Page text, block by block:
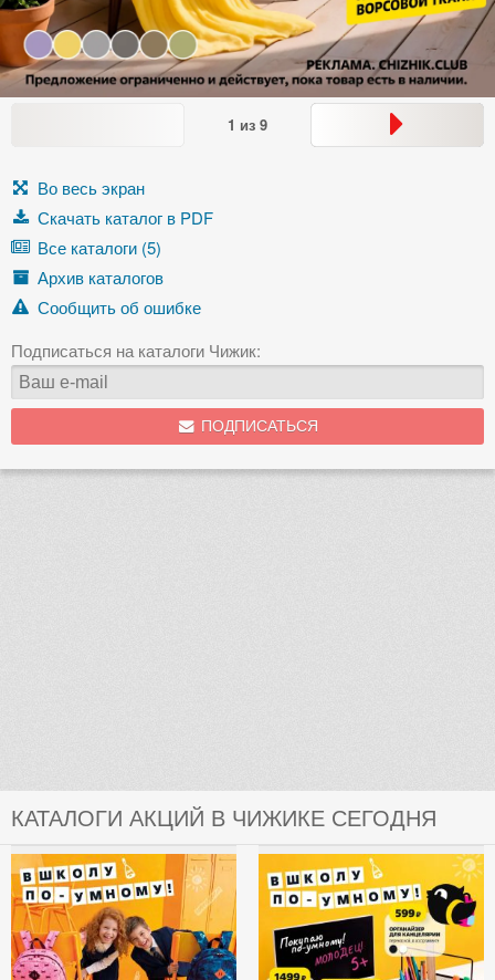
1 из 9
Во весь экран
Скачать каталог в PDF
Все каталоги (5)
Архив каталогов
Сообщить об ошибке
Подписаться на каталоги Чижик:
ПОДПИСАТЬСЯ
КАТАЛОГИ АКЦИЙ В ЧИЖИКЕ СЕГОДНЯ